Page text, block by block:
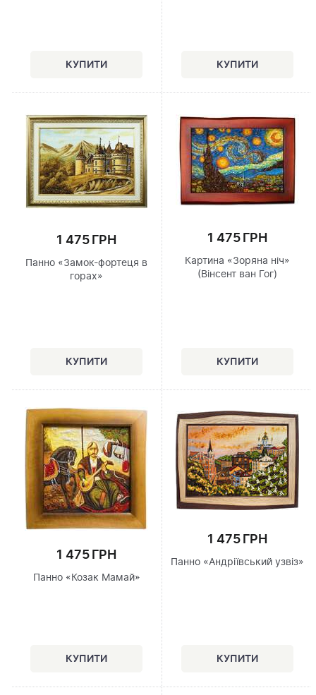
1 475 ГРН
Панно «Замок-фортеця в
горах»
1 475 ГРН
Картина «Зоряна ніч»
(Вінсент ван Гог)
1 475 ГРН
Панно «Козак Мамай»
1 475 ГРН
Панно «Андріївський узвіз»